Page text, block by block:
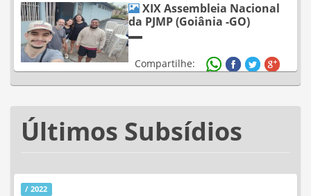
XIX Assembleia Nacional
da PJMP (Goiânia -GO)
Compartilhe:
Últimos Subsídios
/ 2022